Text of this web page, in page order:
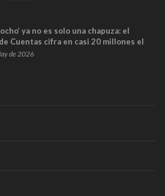
ya no es solo una chapuza: el
Cuentas cifra en casi 20 millones el
de los trenes que no cabían por los
de 2026